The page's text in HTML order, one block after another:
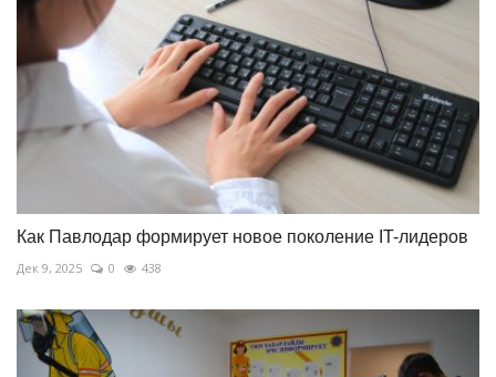
Как Павлодар формирует новое поколение IT-лидеров
Дек 9, 2025 0 438